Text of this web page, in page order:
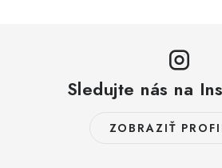
Sledujte nás na
ZOBRAZIŤ